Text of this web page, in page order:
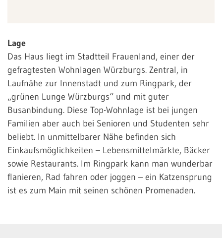
Lage
Das Haus liegt im Stadtteil Frauenland, einer der
gefragtesten Wohnlagen Würzburgs. Zentral, in
Laufnähe zur Innenstadt und zum Ringpark, der
„grünen Lunge Würzburgs“ und mit guter
Busanbindung. Diese Top-Wohnlage ist bei jungen
Familien aber auch bei Senioren und Studenten sehr
beliebt. In unmittelbarer Nähe befinden sich
Einkaufsmöglichkeiten – Lebensmittelmärkte, Bäcker
sowie Restaurants. Im Ringpark kann man wunderbar
flanieren, Rad fahren oder joggen – ein Katzensprung
ist es zum Main mit seinen schönen Promenaden.